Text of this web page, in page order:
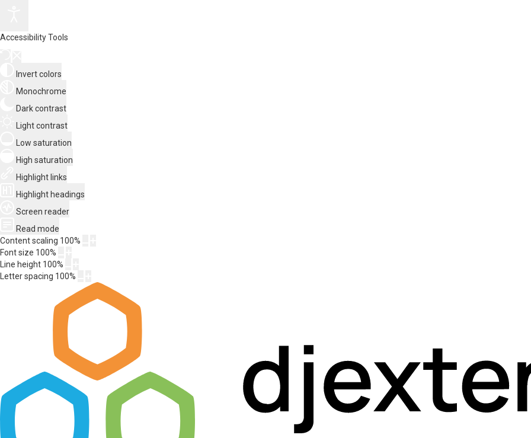
Accessibility Tools
Invert colors
Monochrome
Dark contrast
Light contrast
Low saturation
High saturation
Highlight links
Highlight headings
Screen reader
Read mode
Content scaling 100%
Font size 100%
Line height 100%
Letter spacing 100%